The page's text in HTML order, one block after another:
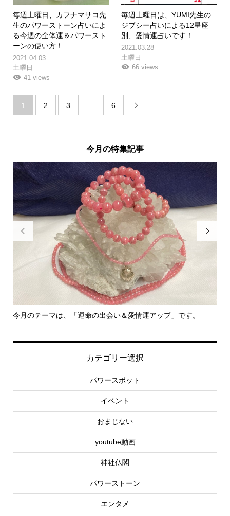
毎週土曜日、カフナマサコ先
生のパワーストーン占いによ
る今週の全体運＆パワースト
ーンの使い方！
2021.04.03
土曜日
41 views
毎週土曜日は、YUMI先生の
ジプシー占いによる12星座
別、愛情運占いです！
2021.03.28
土曜日
66 views
1 2 3 … 6 
今月の特集記事

今月のテーマは、「運命の出会い＆愛情運アップ」です。

カテゴリー選択
パワースポット
イベント
おまじない
youtube動画
神社仏閣
パワーストーン
エンタメ